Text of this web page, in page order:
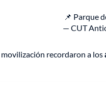
📌 Parque
— CUT
recordaron a los